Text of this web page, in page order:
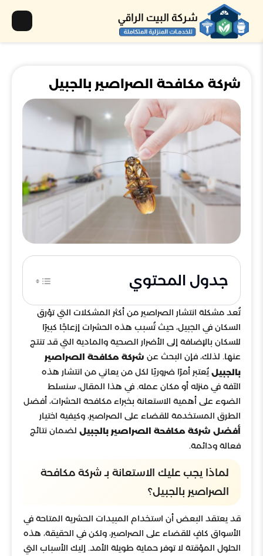
شركة مكافحة الصراصير بالجبيل
جدول المحتوي
تُعد مشكلة انتشار الصراصير من أكثر المشكلات التي تؤرق
السكان في الجبيل، حيث تُسبب هذه الحشرات إزعاجًا كبيرًا
للسكان بالإضافة إلى الأضرار الصحية والمادية التي قد تنتج
عنها. لذلك، فإن البحث عن شركة مكافحة الصراصير
بالجبيل يُعتبر أمرًا ضروريًا لكل من يعاني من انتشار هذه
الآفة في منزله أو مكان عمله. في هذا المقال، سنسلط
الضوء على أهمية الاستعانة بخبراء مكافحة الحشرات، أفضل
الطرق المستخدمة للقضاء على الصراصير، وكيفية اختيار
أفضل شركة مكافحة الصراصير بالجبيل لضمان نتائج
فعالة ودائمة.
لماذا يجب عليك الاستعانة بـ شركة مكافحة
الصراصير بالجبيل؟
قد يعتقد البعض أن استخدام المبيدات الحشرية المتاحة في
الأسواق كافٍ للقضاء على الصراصير، ولكن في الحقيقة، هذه
الحلول المؤقتة لا توفر حماية طويلة الأمد. إليك الأسباب التي